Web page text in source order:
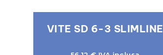
VITE SD 6-3 SLIMLINE